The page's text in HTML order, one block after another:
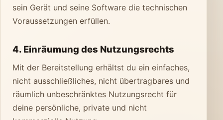
sein Gerät und seine Software die technischen
Voraussetzungen erfüllen.
4. Einräumung des Nutzungsrechts
Mit der Bereitstellung erhältst du ein einfaches,
nicht ausschließliches, nicht übertragbares und
räumlich unbeschränktes Nutzungsrecht für
deine persönliche, private und nicht